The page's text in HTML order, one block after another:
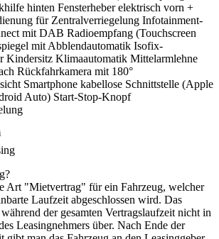
hinten Fensterheber elektrisch vorn +
für Zentralverriegelung Infotainment-
mit DAB Radioempfang (Touchscreen
mit Abblendautomatik Isofix-
Kindersitz Klimaautomatik Mittelarmlehne
Rückfahrkamera mit 180°
Smartphone kabellose Schnittstelle (Apple
Auto) Start-Stop-Knopf
Art "Mietvertrag" für ein Fahrzeug, welcher
Laufzeit abgeschlossen wird. Das
der gesamten Vertragslaufzeit nicht in
Leasingnehmers über. Nach Ende der